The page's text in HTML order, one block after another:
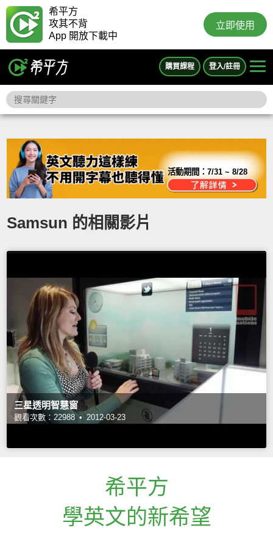
希平方
攻其不背
App 開放下載中
立即使用
購買課程 登入/註冊
活動期間：7/31 ~ 8/28
Samsun 的相關影片
三星透明智慧窗
觀看次數：22988 • 2012-03-23
希平方
學英文的新希望